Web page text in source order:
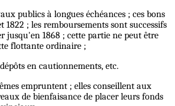
publics à longues échéances ; ces bons
1822 ; les remboursements sont successifs
jusqu'en 1868 ; cette partie ne peut être
flottante ordinaire ;
en cautionnements, etc.
empruntent ; elles conseillent aux
de bienfaisance de placer leurs fonds